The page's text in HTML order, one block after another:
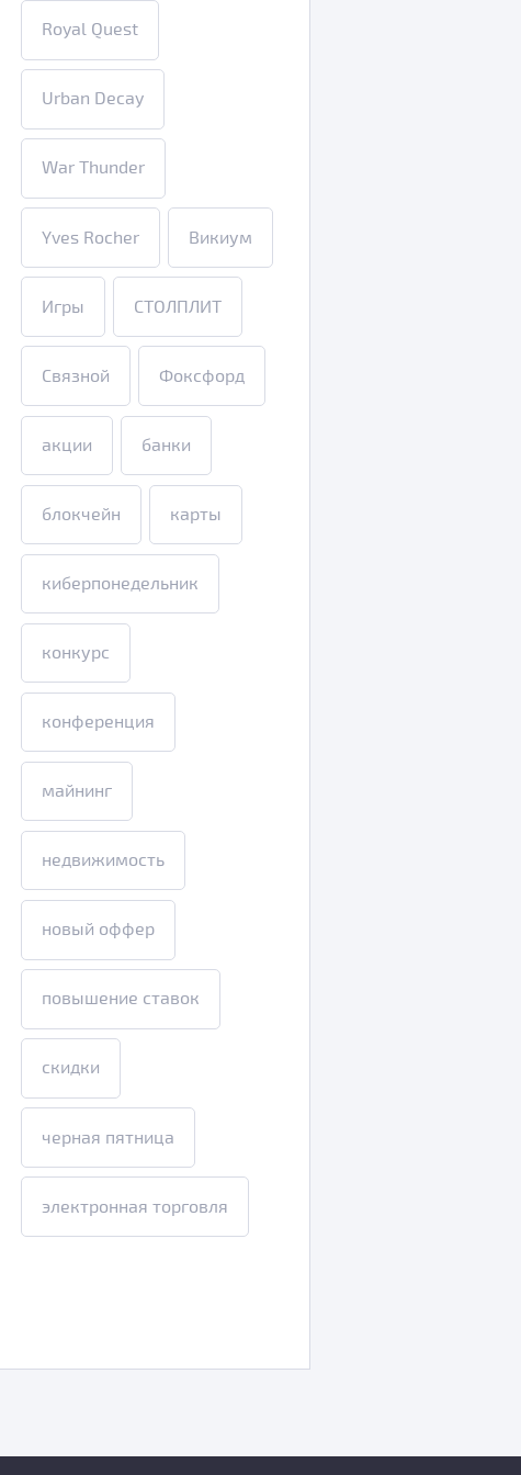
Royal Quest
Urban Decay
War Thunder
Yves Rocher Викиум
Игры СТОЛПЛИТ
Связной Фоксфорд
акции банки
блокчейн карты
киберпонедельник
конкурс
конференция
майнинг
недвижимость
новый оффер
повышение ставок
скидки
черная пятница
электронная торговля